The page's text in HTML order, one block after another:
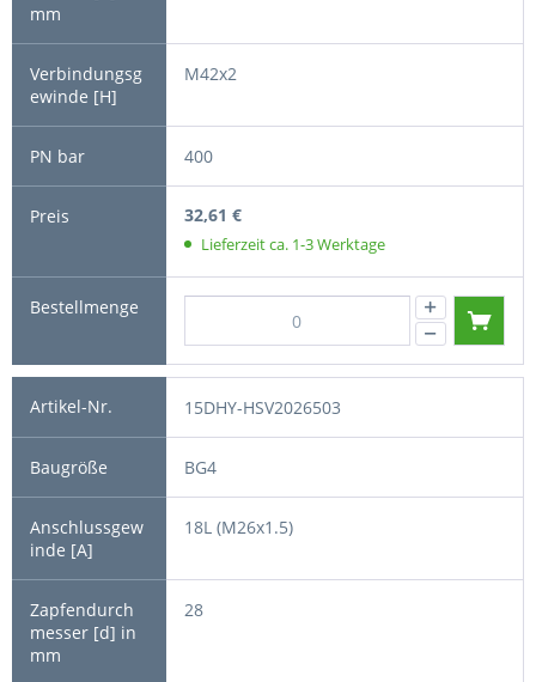
M42x2
400
32,61 €
Lieferzeit ca. 1-3 Werktage
15DHY-HSV2026503
BG4
18L (M26x1.5)
28